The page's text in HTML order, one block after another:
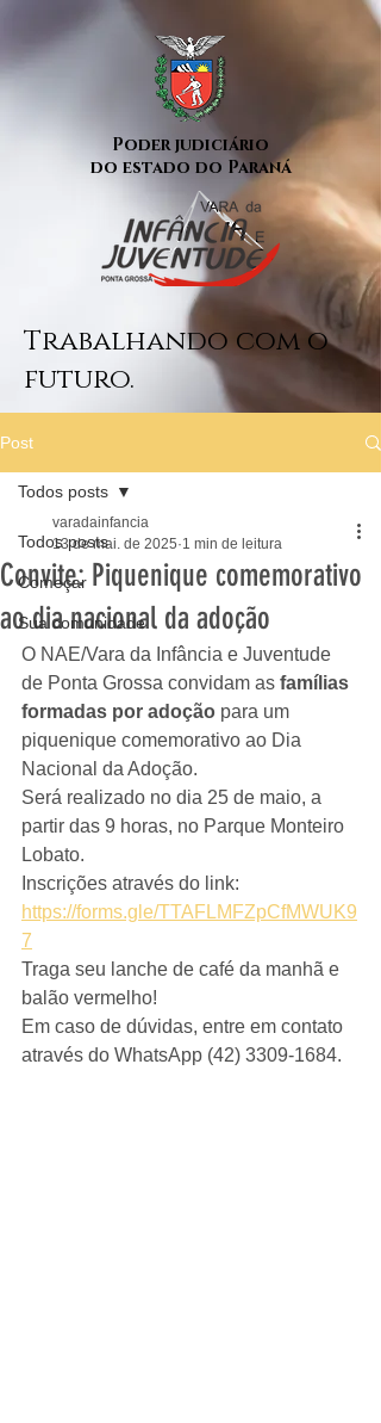
Poder judiciário
do estado do Paraná
Trabalhando com o
futuro.
Post
Todos posts
Começar
Sua comunidade
Todos posts
Convite: Piquenique comemorativo
ao dia nacional da adoção
varadainfancia
13 de mai. de 2025 1 min de leitura
O NAE/Vara da Infância e Juventude
de Ponta Grossa convidam as famílias
formadas por adoção para um
piquenique comemorativo ao Dia
Nacional da Adoção.
Será realizado no dia 25 de maio, a
partir das 9 horas, no Parque Monteiro
Lobato.
Inscrições através do link:
https://forms.gle/TTAFLMFZpCfMWUK9
7
Traga seu lanche de café da manhã e
balão vermelho!
Em caso de dúvidas, entre em contato
através do WhatsApp (42) 3309-1684.